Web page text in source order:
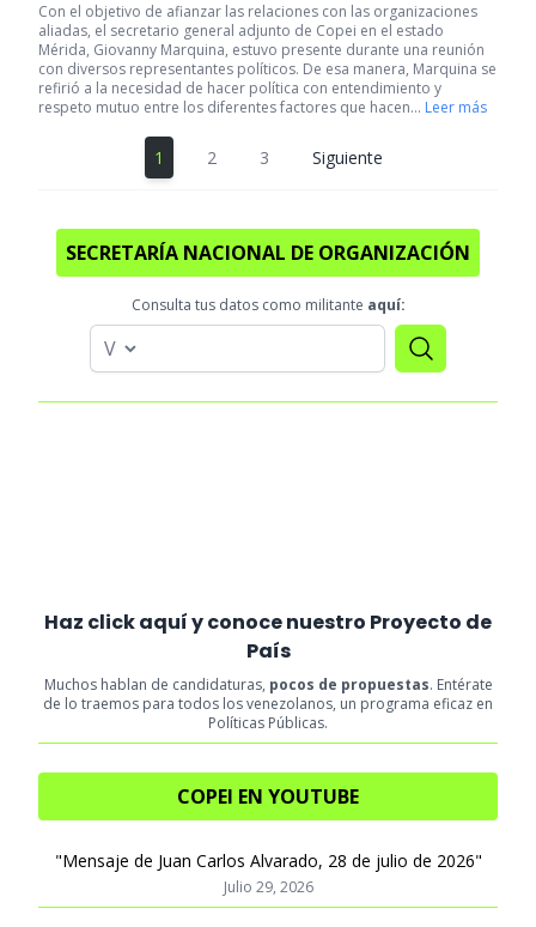
Con el objetivo de afianzar las relaciones con las organizaciones
aliadas, el secretario general adjunto de Copei en el estado
Mérida, Giovanny Marquina, estuvo presente durante una reunión
con diversos representantes políticos. De esa manera, Marquina se
refirió a la necesidad de hacer política con entendimiento y
respeto mutuo entre los diferentes factores que hacen… Leer más
1 2 3 Siguiente
SECRETARÍA NACIONAL DE ORGANIZACIÓN
Consulta tus datos como militante aquí:
Haz click aquí y conoce nuestro Proyecto de
País
Muchos hablan de candidaturas, pocos de propuestas. Entérate
de lo traemos para todos los venezolanos, un programa eficaz en
Políticas Públicas.
COPEI EN YOUTUBE
"Mensaje de Juan Carlos Alvarado, 28 de julio de 2026"
Julio 29, 2026